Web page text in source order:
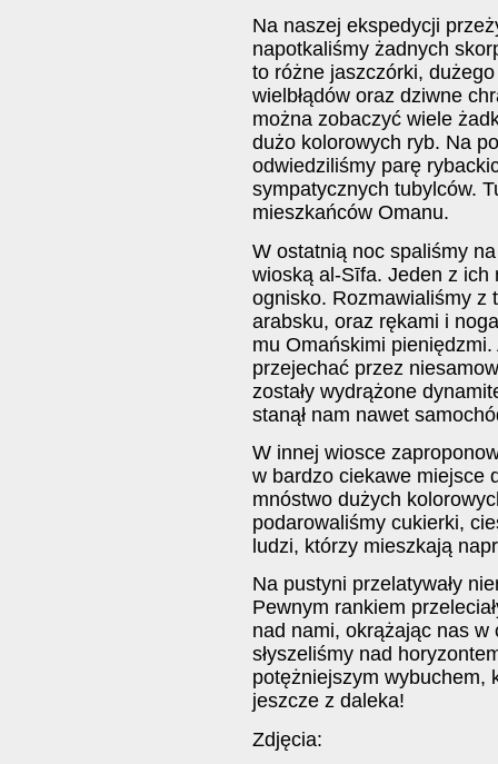
Na naszej ekspedycji
napotkaliśmy żadnych
to różne jaszczórki,
wielbłądów oraz dziwne
można zobaczyć wiele
dużo kolorowych ryb. Na
odwiedziliśmy parę
sympatycznych tubylców.
mieszkańców Omanu.
W ostatnią noc spaliśmy
wioską al-Sīfa. Jeden z ich
ognisko. Rozmawialiśmy z
arabsku, oraz rękami i
mu Omańskimi
przejechać przez
zostały wydrążone
stanął nam nawet
W innej wiosce
w bardzo ciekawe miejsce
mnóstwo dużych
podarowaliśmy cukierki,
ludzi, którzy mieszkają
Na pustyni przelatywały
Pewnym rankiem
nad nami, okrążając nas
słyszeliśmy nad
potężniejszym wybuchem,
jeszcze z daleka!
Zdjęcia: